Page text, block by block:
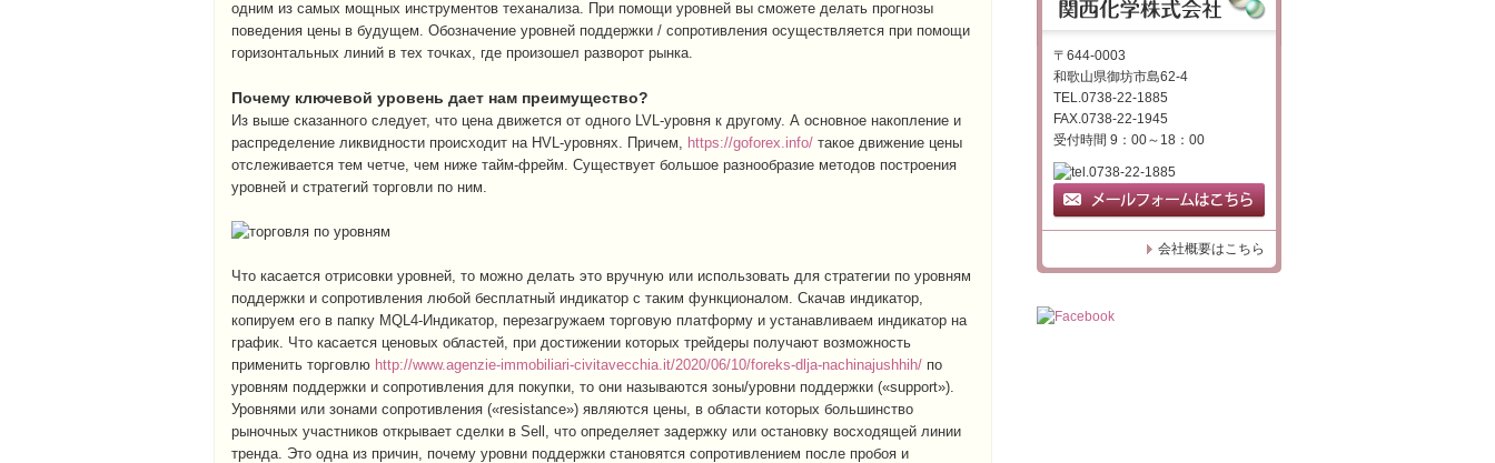
одним из самых мощных инструментов теханализа. При помощи уровней вы сможете делать прогнозы
поведения цены в будущем. Обозначение уровней поддержки / сопротивления осуществляется при помощи
горизонтальных линий в тех точках, где произошел разворот рынка.
Почему ключевой уровень дает нам преимущество?
Из выше сказанного следует, что цена движется от одного LVL-уровня к другому. А основное накопление и
распределение ликвидности происходит на HVL-уровнях. Причем, https://goforex.info/ такое движение цены
отслеживается тем четче, чем ниже тайм-фрейм. Существует большое разнообразие методов построения
уровней и стратегий торговли по ним.
Что касается отрисовки уровней, то можно делать это вручную или использовать для стратегии по уровням
поддержки и сопротивления любой бесплатный индикатор с таким функционалом. Скачав индикатор,
копируем его в папку MQL4-Индикатор, перезагружаем торговую платформу и устанавливаем индикатор на
график. Что касается ценовых областей, при достижении которых трейдеры получают возможность
применить торговлю http://www.agenzie-immobiliari-civitavecchia.it/2020/06/10/foreks-dlja-nachinajushhih/ по
уровням поддержки и сопротивления для покупки, то они называются зоны/уровни поддержки («support»).
Уровнями или зонами сопротивления («resistance») являются цены, в области которых большинство
рыночных участников открывает сделки в Sell, что определяет задержку или остановку восходящей линии
тренда. Это одна из причин, почему уровни поддержки становятся сопротивлением после пробоя и
〒644-0003
和歌山県御坊市島62-4
TEL.0738-22-1885
FAX.0738-22-1945
受付時間 9：00～18：00
会社概要はこちら